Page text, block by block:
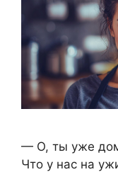
— О, ты уже
Что у нас на